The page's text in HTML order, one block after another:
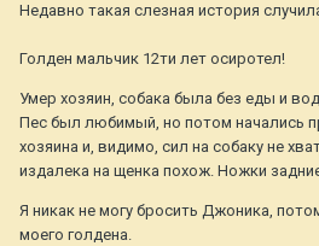
Недавно такая слезная история
Голден мальчик 12ти лет осиротел!
Умер хозяин, собака была без еды и
Пес был любимый, но потом начались
хозяина и, видимо, сил на собаку не
издалека на щенка похож. Ножки
Я никак не могу бросить Джоника,
моего голдена.